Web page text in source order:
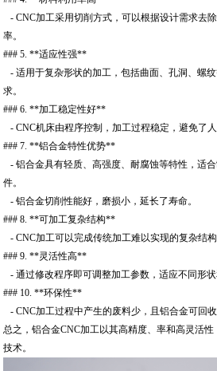
- CNC加工采用切削方式，可以根据设计需求去
率。
### 5. **适应性强**
- 适用于复杂形状的加工，包括曲面、孔洞、螺
求。
### 6. **加工稳定性好**
- CNC机床由程序控制，加工过程稳定，避免了
### 7. **铝合金特性优势**
- 铝合金具有轻质、高强度、耐腐蚀等特性，适
件。
- 铝合金切削性能好，磨损小，延长了寿命。
### 8. **可加工复杂结构**
- CNC加工可以完成传统加工难以实现的复杂结
### 9. **灵活性高**
- 通过修改程序即可调整加工参数，适应不同形状
### 10. **环保性**
- CNC加工过程中产生的废料少，且铝合金可回收
总之，铝合金CNC加工以其高精度、率和高灵活
技术。